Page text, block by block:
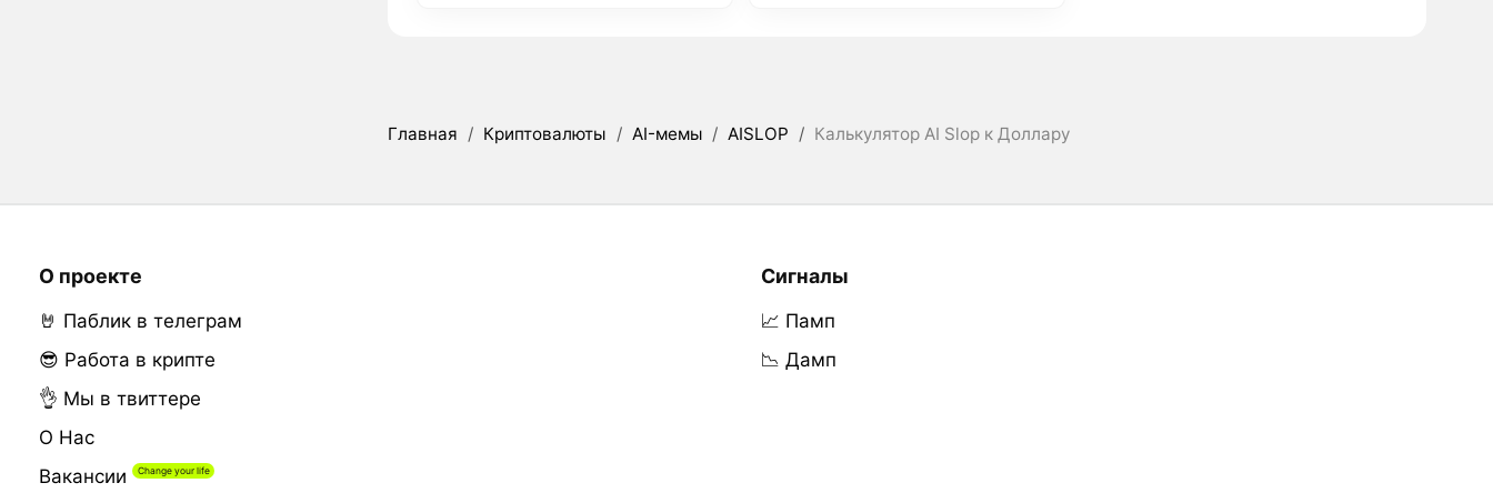
Главная / Криптовалюты / AI-мемы / AISLOP / Калькулятор AI Slop к Доллару
О проекте
🤘 Паблик в телеграм
😎 Работа в крипте
👌 Мы в твиттере
О Нас
Вакансии
Сигналы
📈 Памп
📉 Дамп